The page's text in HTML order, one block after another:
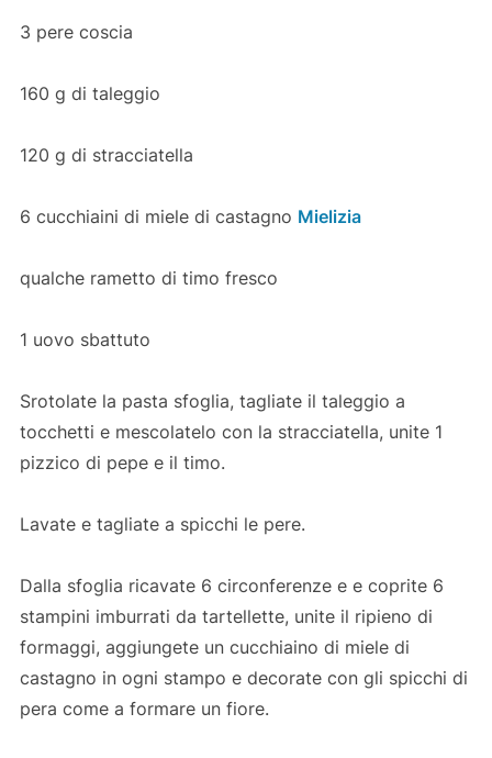
3 pere coscia
160 g di taleggio
120 g di stracciatella
6 cucchiaini di miele di castagno Mielizia
qualche rametto di timo fresco
1 uovo sbattuto
Srotolate la pasta sfoglia, tagliate il taleggio a
tocchetti e mescolatelo con la stracciatella, unite 1
pizzico di pepe e il timo.
Lavate e tagliate a spicchi le pere.
Dalla sfoglia ricavate 6 circonferenze e e coprite 6
stampini imburrati da tartellette, unite il ripieno di
formaggi, aggiungete un cucchiaino di miele di
castagno in ogni stampo e decorate con gli spicchi di
pera come a formare un fiore.